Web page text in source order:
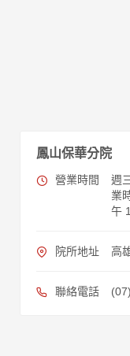
鳳山保華分院
營業時間
週
業
午
院所地址 高
聯絡電話